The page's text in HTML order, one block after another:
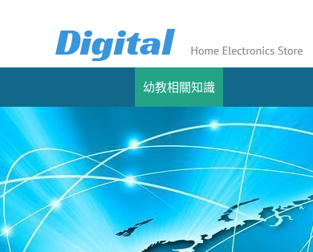
幼教相關知識